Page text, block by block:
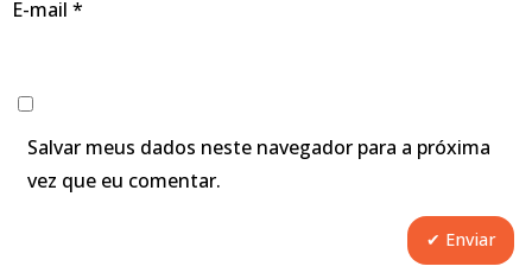
E-mail *
Salvar meus dados neste navegador para a próxima
vez que eu comentar.